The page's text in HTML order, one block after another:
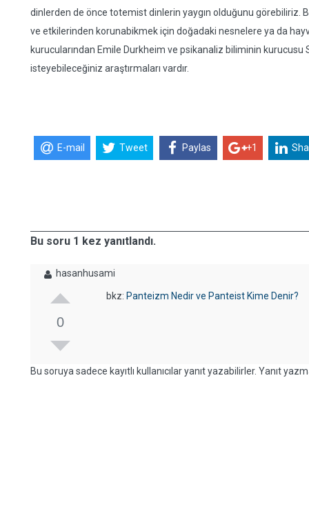
dinlerden de önce totemist dinlerin yaygın olduğunu görebiliriz.
ve etkilerinden korunabikmek için doğadaki nesnelere ya da
kurucularından Emile Durkheim ve psikanaliz biliminin
isteyebileceğiniz araştırmaları vardır.
E-mail Tweet Paylas +1
Bu soru 1 kez yanıtlandı.
hasanhusami
0
bkz: Panteizm Nedir ve Panteist Kime Denir?
Bu soruya sadece kayıtlı kullanıcılar yanıt yazabilirler. Yanıt